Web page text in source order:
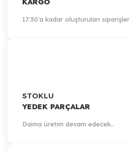
17:30'a kadar oluşturulan siparişler
STOKLU
YEDEK PARÇALAR
Daima üretim devam edecek..